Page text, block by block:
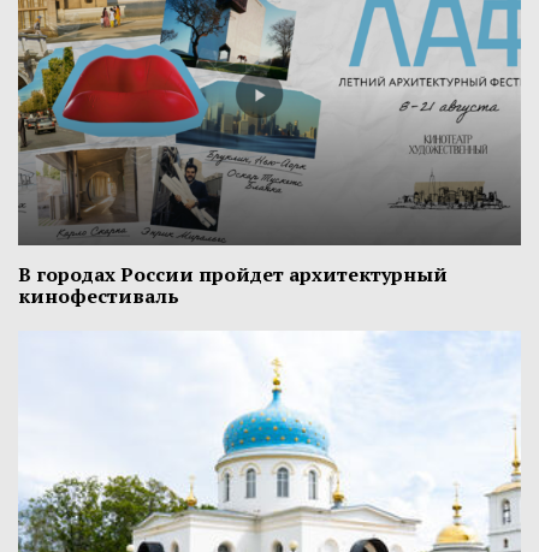
В городах России пройдет архитектурный
кинофестиваль